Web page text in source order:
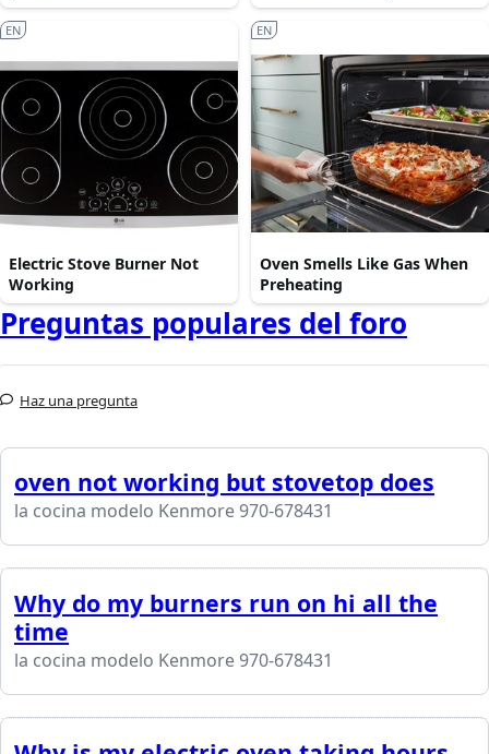
Electric Stove Burner Not
Working
EN
Oven Smells Like Gas When
Preheating
EN
Preguntas populares del foro
Haz una pregunta
oven not working but stovetop does
la cocina modelo Kenmore 970-678431
Why do my burners run on hi all the
time
la cocina modelo Kenmore 970-678431